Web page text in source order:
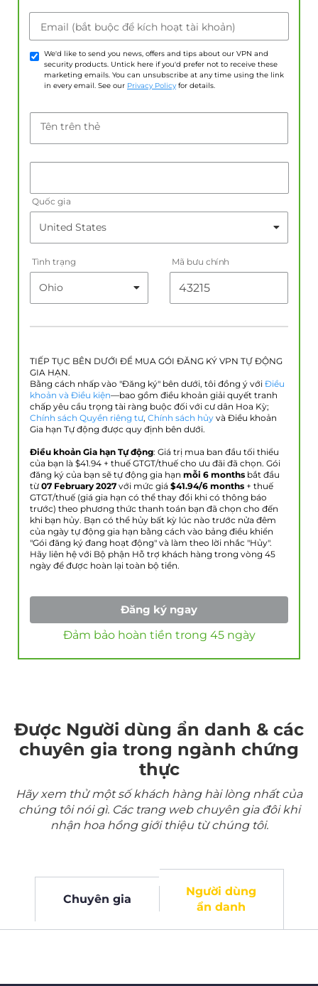
Email (bắt buộc để kích hoạt tài khoản)
We'd like to send you news, offers and tips about our VPN and
security products. Untick here if you'd prefer not to receive these
marketing emails. You can unsubscribe at any time using the link
in every email. See our Privacy Policy for details.
Tên trên thẻ
Quốc gia
Tình trạng Mã bưu chính
TIẾP TỤC BÊN DƯỚI ĐỂ MUA GÓI ĐĂNG KÝ VPN TỰ ĐỘNG
GIA HẠN.
Bằng cách nhấp vào "Đăng ký" bên dưới, tôi đồng ý với Điều
khoản và Điều kiện—bao gồm điều khoản giải quyết tranh
chấp yêu cầu trọng tài ràng buộc đối với cư dân Hoa Kỳ;
Chính sách Quyền riêng tư, Chính sách hủy và Điều khoản
Gia hạn Tự động được quy định bên dưới.
Điều khoản Gia hạn Tự động: Giá trị mua ban đầu tối thiểu
của bạn là $41.94 + thuế GTGT/thuế cho ưu đãi đã chọn. Gói
đăng ký của bạn sẽ tự động gia hạn mỗi 6 months bắt đầu
từ 07 February 2027 với mức giá $41.94/6 months + thuế
GTGT/thuế (giá gia hạn có thể thay đổi khi có thông báo
trước) theo phương thức thanh toán bạn đã chọn cho đến
khi bạn hủy. Bạn có thể hủy bất kỳ lúc nào trước nửa đêm
của ngày tự động gia hạn bằng cách vào bảng điều khiển
"Gói đăng ký đang hoạt động" và làm theo lời nhắc "Hủy".
Hãy liên hệ với Bộ phận Hỗ trợ khách hàng trong vòng 45
ngày để được hoàn lại toàn bộ tiền.
Đăng ký ngay
Đảm bảo hoàn tiền trong 45 ngày
Được Người dùng ẩn danh & các
chuyên gia trong ngành chứng
thực
Hãy xem thử một số khách hàng hài lòng nhất của
chúng tôi nói gì. Các trang web chuyên gia đôi khi
nhận hoa hồng giới thiệu từ chúng tôi.
Chuyên gia
Người dùng
ẩn danh